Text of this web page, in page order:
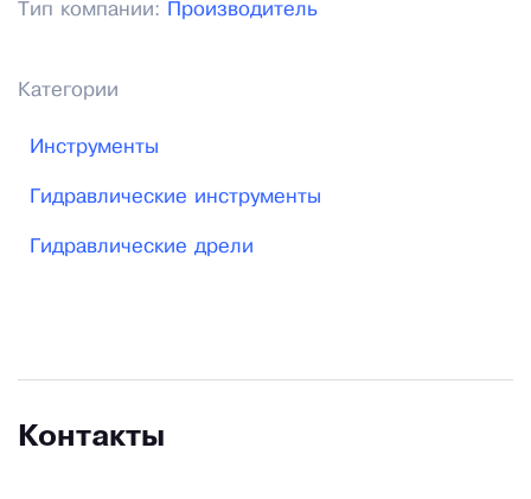
технологию выполнения работ; рационально
техники под производимый нами инструмент.
климатических условиях при температуре воздуха
от – 50 до + 40 град. С, под водой и под землей.
компаниями мы можем предложить готовые
инструмента на Вашем предприятии.
Тип компании: Производитель
Категории
Инструменты
Гидравлические инструменты
Гидравлические дрели
Контакты